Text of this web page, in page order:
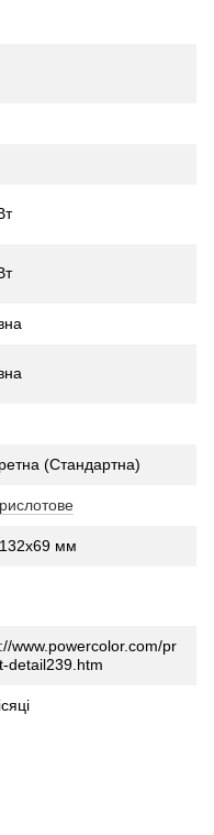
(Стандартна)
мм
www.powercolor.com/pr
detail239.htm